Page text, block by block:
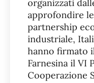
organizzati
approfondire
partnership
industriale,
hanno firmato
Farnesina il VI
Cooperazione